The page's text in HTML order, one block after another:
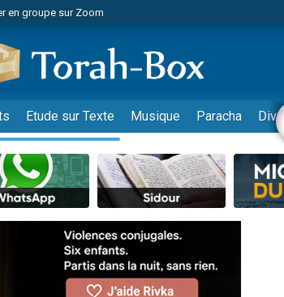
en groupe sur Zoom
sur WhatsApp
sur WhatsApp
un don pour Reloger Rivka, 6 enfants, victime de
un don pour 1 Journée de Vacances Pour les Enfants
une bénédiction
sur WhatsApp
en groupe sur Zoom
sur WhatsApp
sur WhatsApp
Etude sur Texte Musique Paracha